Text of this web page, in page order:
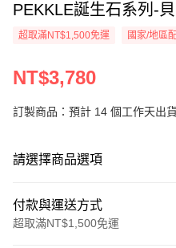
PEKKLE誕生石系列-
超取滿NT$1,500免運 國家/地區
NT$3,780
訂製商品：預計 14 個工作天出貨
請選擇商品選項
付款與運送方式
超取滿NT$1,500免運